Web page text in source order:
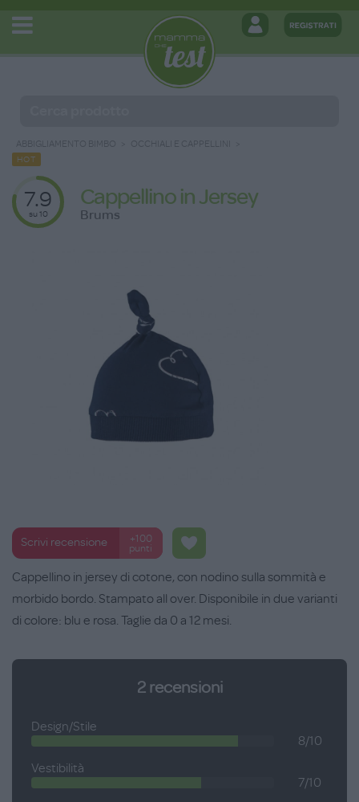
ABBIGLIAMENTO BIMBO OCCHIALI E CAPPELLINI
HOT
7.9
su 10
Cappellino in Jersey
Brums
Scrivi recensione
+100
punti
Cappellino in jersey di cotone, con nodino sulla sommità e
morbido bordo. Stampato all over. Disponibile in due varianti
di colore: blu e rosa. Taglie da 0 a 12 mesi.
2recensioni
Design/Stile
8/10
Vestibilità
7/10